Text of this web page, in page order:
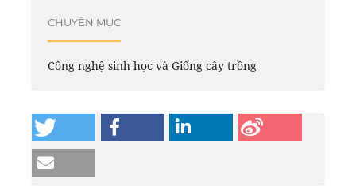
CHUYÊN MỤC
Công nghệ sinh học và Giống cây trồng